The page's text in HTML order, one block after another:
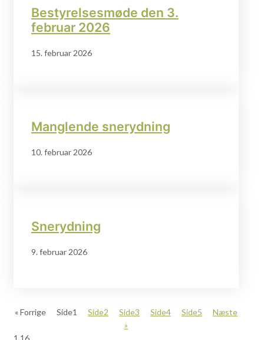
Bestyrelsesmøde den 3.
februar 2026
15. februar 2026
Manglende snerydning
10. februar 2026
Snerydning
9. februar 2026
« Forrige Side1 Side2 Side3 Side4 Side5
Næste
»